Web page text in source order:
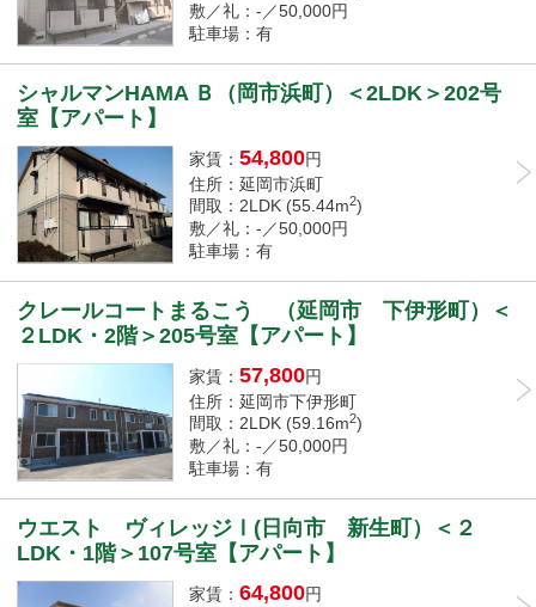
敷／礼：-／50,000円
駐車場：有
シャルマンHAMA Ｂ（岡市浜町）＜2LDK＞202号
室【アパート】
家賃：54,800円
住所：延岡市浜町
間取：2LDK (55.44m2)
敷／礼：-／50,000円
駐車場：有
クレールコートまるこう （延岡市 下伊形町）＜
２LDK・2階＞205号室【アパート】
家賃：57,800円
住所：延岡市下伊形町
間取：2LDK (59.16m2)
敷／礼：-／50,000円
駐車場：有
ウエスト ヴィレッジⅠ(日向市 新生町）＜２
LDK・1階＞107号室【アパート】
家賃：64,800円